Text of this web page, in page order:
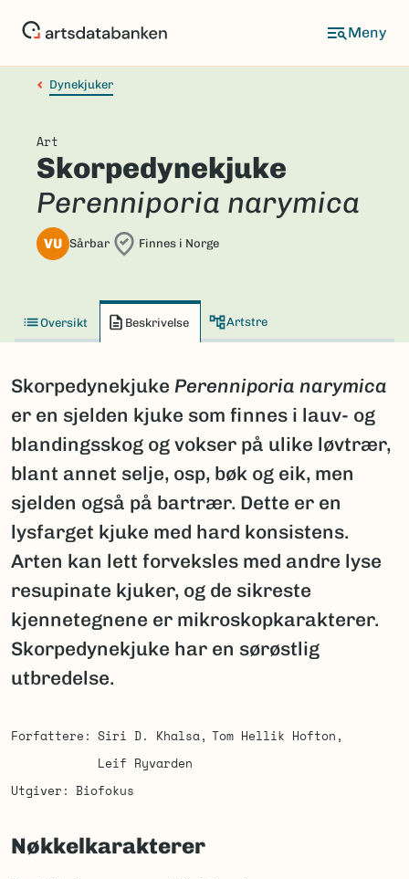
Dynekjuker
Art
Skorpedynekjuke
Perenniporia narymica
VU Sårbar Finnes i Norge
Oversikt Beskrivelse Artstre
Skorpedynekjuke Perenniporia narymica
er en sjelden kjuke som finnes i lauv- og
blandingsskog og vokser på ulike løvtrær,
blant annet selje, osp, bøk og eik, men
sjelden også på bartrær. Dette er en
lysfarget kjuke med hard konsistens.
Arten kan lett forveksles med andre lyse
resupinate kjuker, og de sikreste
kjennetegnene er mikroskopkarakterer.
Skorpedynekjuke har en sørøstlig
utbredelse.
Forfattere Siri D. Khalsa
Tom Hellik Hofton
Leif Ryvarden
Utgiver
Biofokus
Nøkkelkarakterer